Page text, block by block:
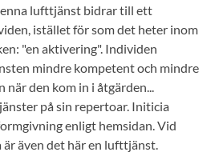
lufttjänst bidrar till ett
istället för som det heter inom
"en aktivering". Individen
mindre kompetent och mindre
den kom in i åtgärden...
på sin repertoar. Initicia
enligt hemsidan. Vid
är även det här en lufttjänst.